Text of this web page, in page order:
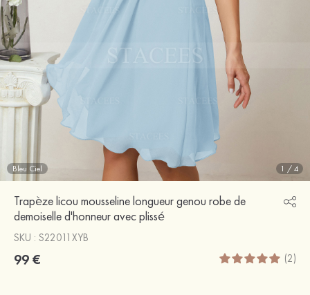
Bleu Ciel 1 /4
Trapèze licou mousseline longueur genou robe de
demoiselle d'honneur avec plissé
SKU : S22011XYB
99 € (2)